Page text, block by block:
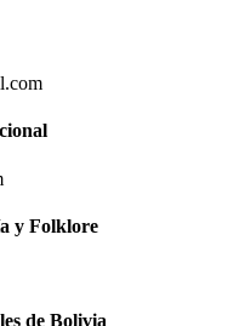
y Folklore
de Bolivia